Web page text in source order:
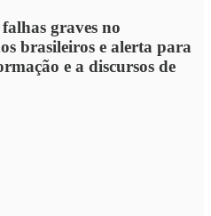
graves no
brasileiros e alerta para
e a discursos de